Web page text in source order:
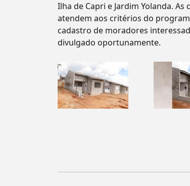
Ilha de Capri e Jardim Yolanda.
atendem aos critérios do
cadastro de moradores
divulgado oportunamente.